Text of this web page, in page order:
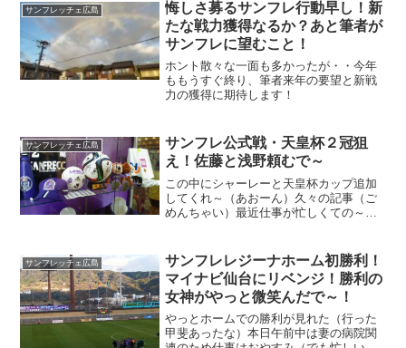
にかく地元でなんとしても...
サンフレッチェ広島
悔しさ募るサンフレ行動早し！新
たな戦力獲得なるか？あと筆者が
サンフレに望むこと！
ホント散々な一面も多かったが・・今年
ももうすぐ終り、筆者来年の要望と新戦
力の獲得に期待します！
サンフレッチェ広島
サンフレ公式戦・天皇杯２冠狙
え！佐藤と浅野頼むで～
この中にシャーレーと天皇杯カップ追加
してくれ～（あおーん）久々の記事（ご
めんちゃい）最近仕事が忙しくての～そ
ら・・次のホーム鳥栖戦でストレス発散
するで～もちろん勝利しか...
サンフレッチェ広島
サンフレレジーナホーム初勝利！
マイナビ仙台にリベンジ！勝利の
女神がやっと微笑んだで～！
やっとホームでの勝利が見れた（行った
甲斐あったな）本日午前中は妻の病院関